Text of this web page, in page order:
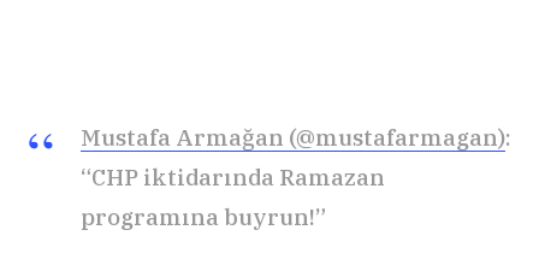
Mustafa Armağan (@mustafarmagan):
“CHP iktidarında Ramazan
programına buyrun!”